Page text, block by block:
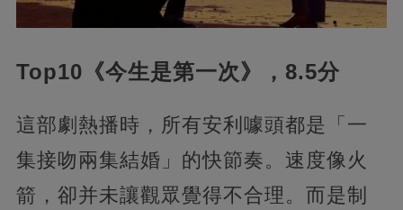
Top10《今生是第一次》，8.5分
這部劇熱播時，所有安利噱頭都是「一
集接吻兩集結婚」的快節奏。速度像火
箭，卻并未讓觀眾覺得不合理。而是制